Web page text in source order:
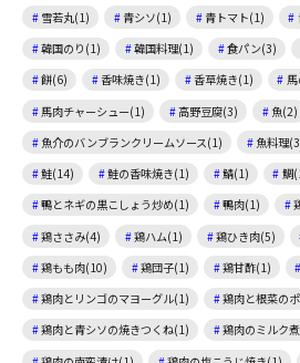
雪若丸(1)
青シソ(1) 青トマト(1)
韓国のり(1)
韓国料理(1) 食パン(3)
餅(6)
香味焼き(1) 香草焼き(1)
馬肉チャーシュー(1)
高野豆腐(3) 魚(2)
魚介のバンブランクリームソース(1)
魚料理
鮭(14)
鮭の香味焼き(1) 鯖(1) 鯛
鴨とネギの黒こしょう炒め(1)
鴨肉(1)
鶏ささみ(4)
鶏ハム(1) 鶏ひき肉(5)
鶏もも肉(10)
鶏団子(1) 鶏甘酢(1)
鶏肉とリンゴのマヨーグル(1)
鶏肉と根菜の
鶏肉と青シソの焼きつくね(1)
鶏肉のミルク